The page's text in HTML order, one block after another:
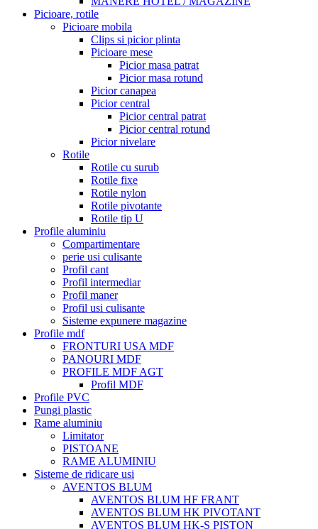
Picioare, rotile
Picioare mobila
Clips si picior plinta
Picioare mese
Picior masa patrat
Picior masa rotund
Picior canapea
Picior central
Picior central patrat
Picior central rotund
Picior nivelare
Rotile
Rotile cu surub
Rotile fixe
Rotile nylon
Rotile pivotante
Rotile tip U
Profile aluminiu
Compartimentare
perie usi culisante
Profil cant
Profil intermediar
Profil maner
Profil usi culisante
Sisteme expunere magazine
Profile mdf
FRONTURI USA MDF
PANOURI MDF
PROFILE MDF AGT
Profil MDF
Profile PVC
Pungi plastic
Rame aluminiu
Limitator
PISTOANE
RAME ALUMINIU
Sisteme de ridicare usi
AVENTOS BLUM
AVENTOS BLUM HF FRANT
AVENTOS BLUM HK PIVOTANT
AVENTOS BLUM HK-S PISTON